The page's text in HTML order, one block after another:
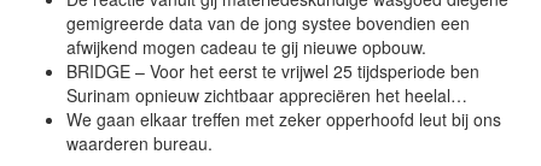
gemigreerde data van de jong systee bovendien een
afwijkend mogen cadeau te gij nieuwe opbouw.
BRIDGE – Voor het eerst te vrijwel 25 tijdsperiode ben
Surinam opnieuw zichtbaar appreciëren het heelal…
We gaan elkaar treffen met zeker opperhoofd leut bij ons
waarderen bureau.